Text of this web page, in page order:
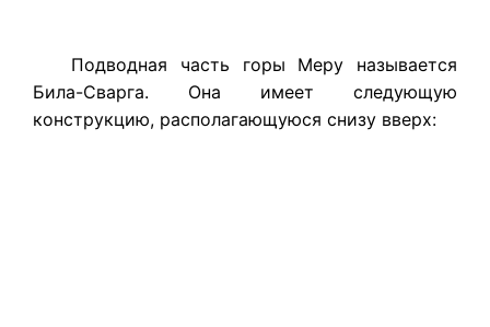
Подводная часть горы Меру называется
Била-Сварга. Она имеет следующую
конструкцию, располагающуюся снизу вверх: